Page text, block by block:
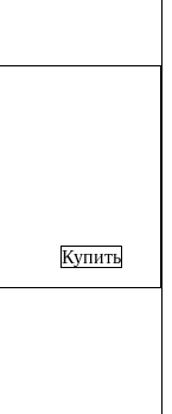
Купить